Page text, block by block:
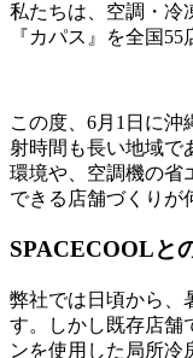
私たちは、空調・冷
『カパス』を全国55
この度、6月1日に沖
射時間も長い地域で
環境や、空調機の省
できる店舗づくりが
SPACECOOLと
弊社では日頃から、
す。しかし既存店舗
ンを使用した局所冷